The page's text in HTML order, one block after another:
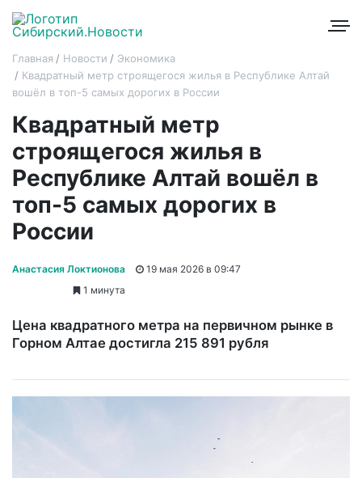
Главная Новости
Экономика
Квадратный метр строящегося жилья в Республике Алтай
вошёл в топ-5 самых дорогих в России
Квадратный метр
строящегося жилья в
Республике Алтай вошёл в
топ-5 самых дорогих в
России
Анастасия Локтионова
19 мая 2026 в 09:47
1 минута
Цена квадратного метра на первичном рынке в
Горном Алтае достигла 215 891 рубля